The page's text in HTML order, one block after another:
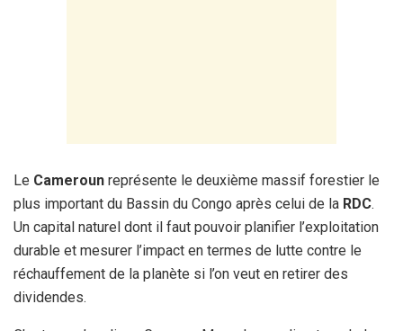
Le Cameroun représente le deuxième massif forestier le
plus important du Bassin du Congo après celui de la RDC.
Un capital naturel dont il faut pouvoir planifier l’exploitation
durable et mesurer l’impact en termes de lutte contre le
réchauffement de la planète si l’on veut en retirer des
dividendes.